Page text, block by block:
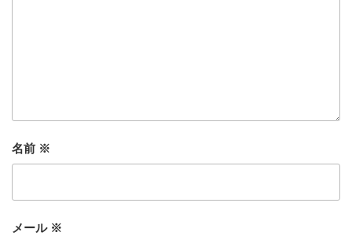
名前 ※
メール ※